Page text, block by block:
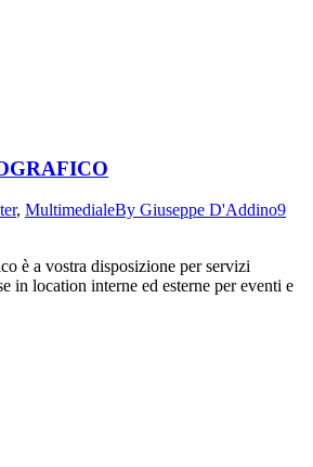
, MultimedialeBy Giuseppe D'Addino9
è a vostra disposizione per servizi
in location interne ed esterne per eventi e